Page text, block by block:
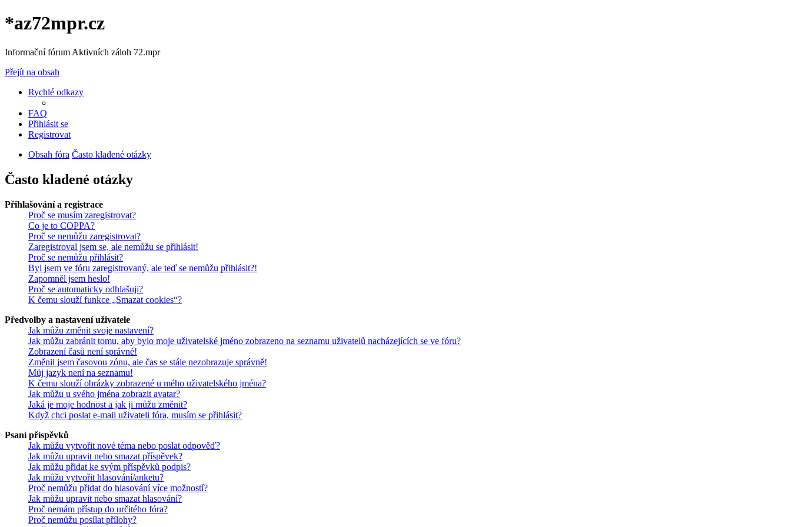
*az72mpr.cz
Informační fórum Aktivních záloh 72.mpr
Přejít na obsah
Rychlé odkazy
FAQ
Přihlásit se
Registrovat
Obsah fóra Často kladené otázky
Často kladené otázky
Přihlašování a registrace
Proč se musím zaregistrovat?
Co je to COPPA?
Proč se nemůžu zaregistrovat?
Zaregistroval jsem se, ale nemůžu se přihlásit!
Proč se nemůžu přihlásit?
Byl jsem ve fóru zaregistrovaný, ale teď se nemůžu přihlásit?!
Zapomněl jsem heslo!
Proč se automaticky odhlašuji?
K čemu slouží funkce „Smazat cookies“?
Předvolby a nastavení uživatele
Jak můžu změnit svoje nastavení?
Jak můžu zabránit tomu, aby bylo moje uživatelské jméno zobrazeno na seznamu uživatelů nacházejících se ve fóru?
Zobrazení časů není správné!
Změnil jsem časovou zónu, ale čas se stále nezobrazuje správně!
Můj jazyk není na seznamu!
K čemu slouží obrázky zobrazené u mého uživatelského jména?
Jak můžu u svého jména zobrazit avatar?
Jaká je moje hodnost a jak ji můžu změnit?
Když chci poslat e-mail uživateli fóra, musím se přihlásit?
Psaní příspěvků
Jak můžu vytvořit nové téma nebo poslat odpověď?
Jak můžu upravit nebo smazat příspěvek?
Jak můžu přidat ke svým příspěvků podpis?
Jak můžu vytvořit hlasování/anketu?
Proč nemůžu přidat do hlasování více možností?
Jak můžu upravit nebo smazat hlasování?
Proč nemám přístup do určitého fóra?
Proč nemůžu posílat přílohy?